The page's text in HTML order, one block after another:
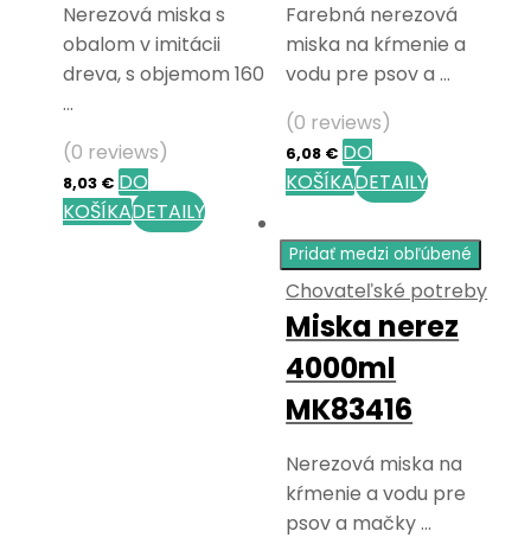
Nerezová miska s
obalom v imitácii
dreva, s objemom 160
…
(0 reviews)
8,03 € DO
KOŠÍKADETAILY
Farebná nerezová
miska na kŕmenie a
vodu pre psov a …
(0 reviews)
6,08 € DO
KOŠÍKADETAILY
Pridať medzi obľúbené
Chovateľské potreby
Miska nerez
4000ml
MK83416
Nerezová miska na
kŕmenie a vodu pre
psov a mačky …